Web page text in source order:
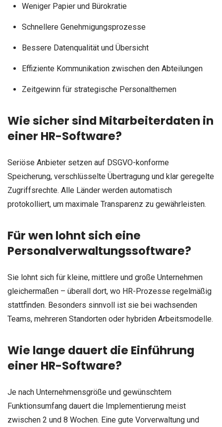
Weniger Papier und Bürokratie
Schnellere Genehmigungsprozesse
Bessere Datenqualität und Übersicht
Effiziente Kommunikation zwischen den Abteilungen
Zeitgewinn für strategische Personalthemen
Wie sicher sind Mitarbeiterdaten in
einer HR-Software?
Seriöse Anbieter setzen auf DSGVO-konforme
Speicherung, verschlüsselte Übertragung und klar geregelte
Zugriffsrechte. Alle Länder werden automatisch
protokolliert, um maximale Transparenz zu gewährleisten.
Für wen lohnt sich eine
Personalverwaltungssoftware?
Sie lohnt sich für kleine, mittlere und große Unternehmen
gleichermaßen – überall dort, wo HR-Prozesse regelmäßig
stattfinden. Besonders sinnvoll ist sie bei wachsenden
Teams, mehreren Standorten oder hybriden Arbeitsmodelle.
Wie lange dauert die Einführung
einer HR-Software?
Je nach Unternehmensgröße und gewünschtem
Funktionsumfang dauert die Implementierung meist
zwischen 2 und 8 Wochen. Eine gute Vorverwaltung und